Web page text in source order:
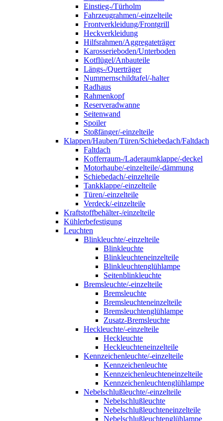
Einstieg-/Türholm
Fahrzeugrahmen/-einzelteile
Frontverkleidung/Frontgrill
Heckverkleidung
Hilfsrahmen/Aggregateträger
Karosserieboden/Unterboden
Kotflügel/Anbauteile
Längs-/Querträger
Nummernschildtafel/-halter
Radhaus
Rahmenkopf
Reserveradwanne
Seitenwand
Spoiler
Stoßfänger/-einzelteile
Klappen/Hauben/Türen/Schiebedach/Faltdach
Faltdach
Kofferraum-/Laderaumklappe/-deckel
Motorhaube/-einzelteile/-dämmung
Schiebedach/-einzelteile
Tankklappe/-einzelteile
Türen/-einzelteile
Verdeck/-einzelteile
Kraftstoffbehälter-/einzelteile
Kühlerbefestigung
Leuchten
Blinkleuchte/-einzelteile
Blinkleuchte
Blinkleuchteneinzelteile
Blinkleuchtenglühlampe
Seitenblinkleuchte
Bremsleuchte/-einzelteile
Bremsleuchte
Bremsleuchteneinzelteile
Bremsleuchtenglühlampe
Zusatz-Bremsleuchte
Heckleuchte/-einzelteile
Heckleuchte
Heckleuchteneinzelteile
Kennzeichenleuchte/-einzelteile
Kennzeichenleuchte
Kennzeichenleuchteneinzelteile
Kennzeichenleuchtenglühlampe
Nebelschlußleuchte/-einzelteile
Nebelschlußleuchte
Nebelschlußleuchteneinzelteile
Nebelschlußleuchtenglühlampe